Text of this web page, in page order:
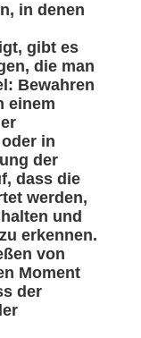
in denen
gibt es
die man
Bewahren
einem
in
der
dass die
werden,
und
erkennen.
von
Moment
der